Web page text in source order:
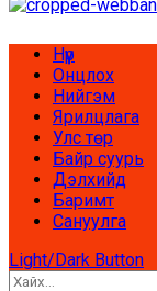
Primary
Menu
Нүүр
Онцлох
Нийгэм
Ярилцлага
Улс төр
Байр суурь
Дэлхийд
Баримт
Сануулга
Light/Dark Button
Хайх: